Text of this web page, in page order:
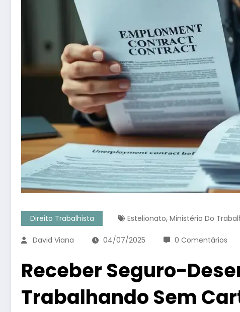
Direito Trabalhista Estelionato, Ministério Do
David Viana 04/07/2025 0 Comentários
Receber Seguro-
Trabalhando Sem